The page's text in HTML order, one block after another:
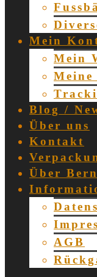
Mein
Mein
Meine
Blog /
Über uns
Kontakt
Über
AGB